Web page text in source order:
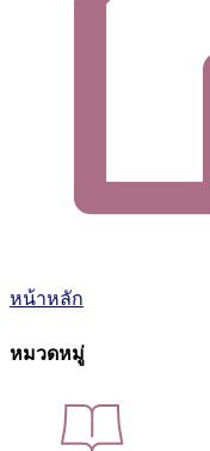
หน้าหลัก
หมวดหมู่